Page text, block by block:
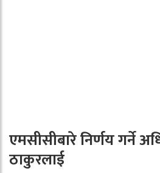
एमसीसीबारे निर्णय गर्ने
ठाकुरलाई